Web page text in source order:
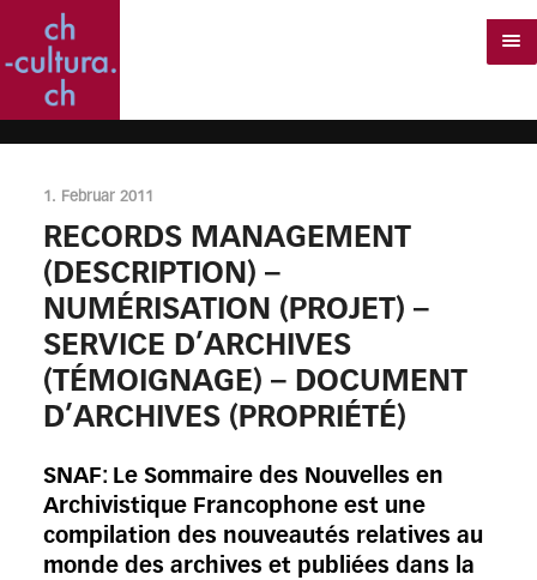
1. Februar 2011
RECORDS MANAGEMENT
(DESCRIPTION) –
NUMÉRISATION (PROJET) –
SERVICE D’ARCHIVES
(TÉMOIGNAGE) – DOCUMENT
D’ARCHIVES (PROPRIÉTÉ)
SNAF: Le Sommaire des Nouvelles en
Archivistique Francophone est une
compilation des nouveautés relatives au
monde des archives et publiées dans la